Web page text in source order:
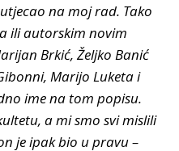
na moj rad. Tako
ili autorskim novim
Brkić, Željko Banić
Marijo Luketa i
ime na tom popisu.
a mi smo svi mislili
je ipak bio u pravu –